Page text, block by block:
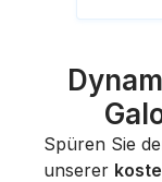
Spüren Sie
unserer